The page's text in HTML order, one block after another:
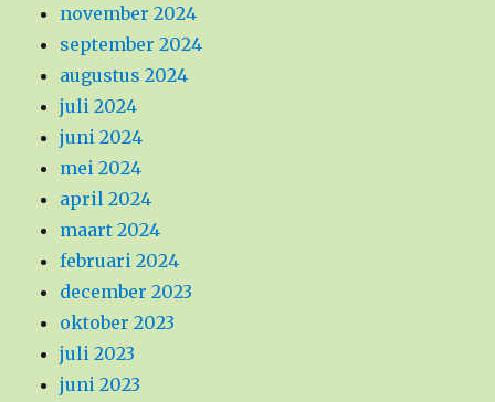
november 2024
september 2024
augustus 2024
juli 2024
juni 2024
mei 2024
april 2024
maart 2024
februari 2024
december 2023
oktober 2023
juli 2023
juni 2023